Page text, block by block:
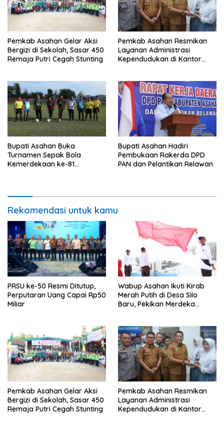
Pemkab Asahan Gelar Aksi
Bergizi di Sekolah, Sasar 450
Remaja Putri Cegah Stunting
Pemkab Asahan Resmikan
Layanan Administrasi
Kependudukan di Kantor
Bupati Asahan Buka
Turnamen Sepak Bola
Kemerdekaan ke-81
Bupati Asahan Hadiri
Pembukaan Rakerda DPD
PAN dan Pelantikan Relawan
Rekomendasi untuk kamu
PRSU ke-50 Resmi Ditutup,
Perputaran Uang Capai Rp50
Miliar
Wabup Asahan Ikuti Kirab
Merah Putih di Desa Silo
Baru, Pekikan Merdeka
Pemkab Asahan Gelar Aksi
Bergizi di Sekolah, Sasar 450
Remaja Putri Cegah Stunting
Pemkab Asahan Resmikan
Layanan Administrasi
Kependudukan di Kantor